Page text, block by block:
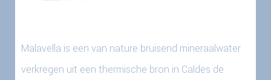
Malavella is een van nature bruisend mineraalwater
verkregen uit een thermische bron in Caldes de